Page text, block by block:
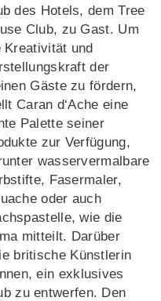
des Hotels, dem Tree
Club, zu Gast. Um
Kreativität und
der
Gäste zu fördern,
Caran d‘Ache eine
Palette seiner
zur Verfügung,
wasservermalbare
Fasermaler,
oder auch
wie die
mitteilt. Darüber
britische Künstlerin
ein exklusives
zu entwerfen. Den